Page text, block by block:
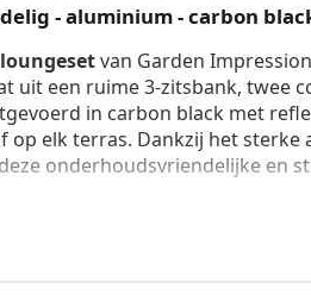
- aluminium - carbon
van Garden
uit een ruime 3-zitsbank,
in carbon black met
op elk terras. Dankzij het
onderhoudsvriendelijke en
Loungeset - Bank
5 personen. Het aluminium